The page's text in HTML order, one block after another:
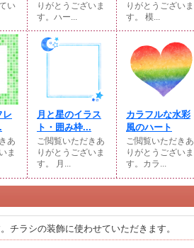
い
りがとうございま
す。ハー...
りがとうございま
す。 模...
レ
あ
ま
月と星のイラス
ト・囲み枠...
ご閲覧いただきあ
りがとうございま
す。 月...
カラフルな水彩
風のハート
ご閲覧いただきあ
りがとうございま
す。カラ...
チラシの装飾に使わせていただきます。